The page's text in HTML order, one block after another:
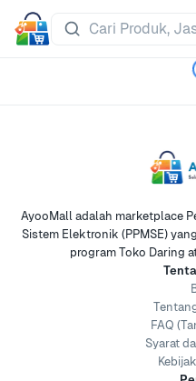
AyooMall adalah marketplace
Sistem Elektronik (PPMSE)
program Toko Daring
FAQ
Syarat